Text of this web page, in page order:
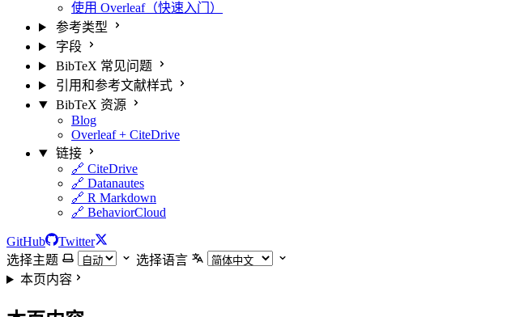
使用 Overleaf（快速入门）
参考类型
字段
BibTeX 常见问题
引用和参考文献样式
BibTeX 资源
Blog
Overleaf + CiteDrive
链接
🔗 CiteDrive
🔗 Datanautes
🔗 R Markdown
🔗 BehaviorCloud
GitHub
Twitter
选择主题
选择语言
本页内容